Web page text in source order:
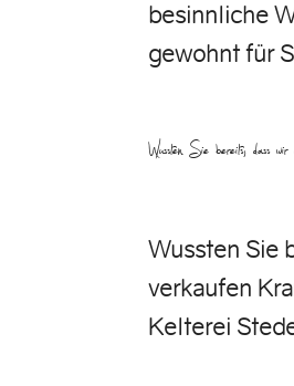
besinnliche
gewohnt für
Wussten Sie bereits, dass
Wussten Sie
verkaufen
Kelterei